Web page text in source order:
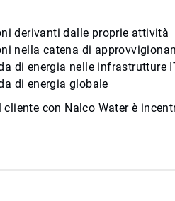
derivanti dalle proprie attività
nella catena di
di energia nelle infrastrutture
di energia globale
cliente con Nalco Water è